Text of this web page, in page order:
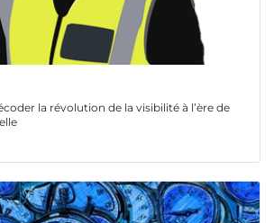
la révolution de la visibilité à l’ère de